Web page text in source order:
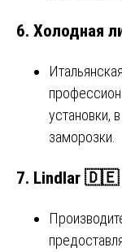
6. Холодная
установки,
заморозки.
7. Lindlar 🇩🇪